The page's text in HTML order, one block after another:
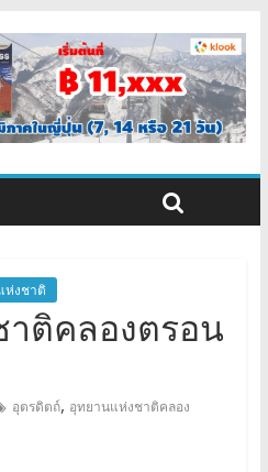
ห่งชาติ
ติคลองตรอน
อุตรดิตถ์, อุทยานแห่งชาติคลอง